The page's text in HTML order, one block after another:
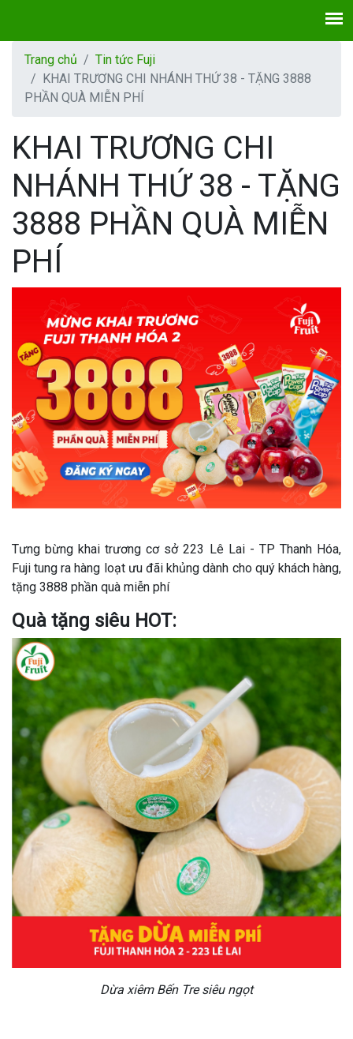
Trang chủ
Tin tức Fuji
KHAI TRƯƠNG CHI NHÁNH THỨ 38 - TẶNG 3888
PHẦN QUÀ MIỄN PHÍ
KHAI TRƯƠNG CHI
NHÁNH THỨ 38 - TẶNG
3888 PHẦN QUÀ MIỄN
PHÍ
Tưng bừng khai trương cơ sở 223 Lê Lai - TP Thanh Hóa,
Fuji tung ra hàng loạt ưu đãi khủng dành cho quý khách hàng,
tặng 3888 phần quà miễn phí
Quà tặng siêu HOT:
Dừa xiêm Bến Tre siêu ngọt